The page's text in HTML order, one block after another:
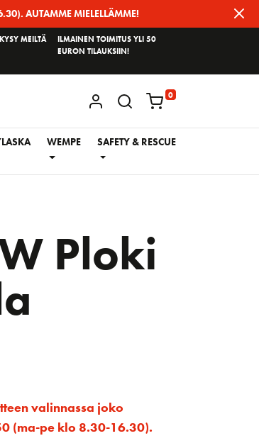
AUTAMME MIELELLÄMME!
KYSY MEILTÄ
ILMAINEN TOIMITUS YLI 50
EURON TILAUKSIIN!
KIRJAUDU / REKISTERÖIDY
0
WEMPE SAFETY & RESCUE
Ploki
valinnassa joko
(ma-pe klo 8.30-16.30).